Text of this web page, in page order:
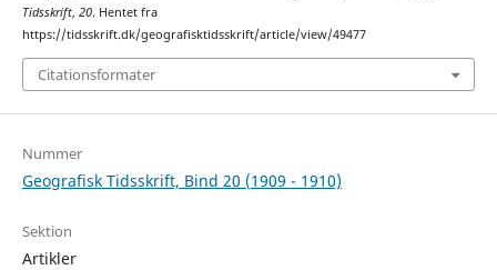
Tidsskrift, 20. Hentet fra
https://tidsskrift.dk/geografisktidsskrift/article/view/49477
Citationsformater
Nummer
Geografisk Tidsskrift, Bind 20 (1909 - 1910)
Sektion
Artikler